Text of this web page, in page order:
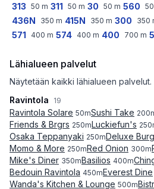
313 50 m 311 50 m 30 50 m 560 50
436N 350 m 415N 350 m 300 350
571 400 m 574 400 m 400 700 m
Lähialueen palvelut
Näytetään kaikki lähialueen palvelut.
Ravintola
19
Ravintola Solare 50mSushi Take 200
Friends & Brgrs 250mLuckiefun's 250
Osaka Teppanyaki 250mDeluxe
Momo & More 250mRed Onion 300m
Mike's Diner 350mBasilios 400m
Bedouin Ravintola 450mEverest Dine
Wanda's Kitchen & Lounge 500m